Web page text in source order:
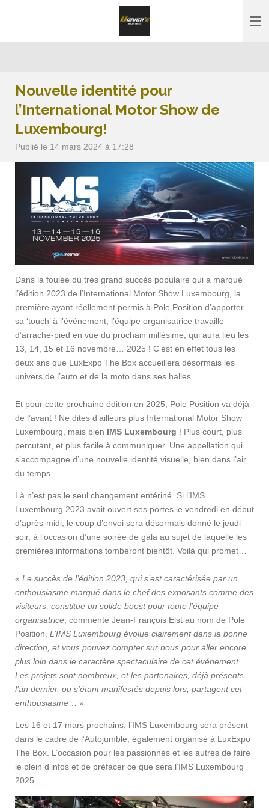
Nouvelle identité pour
l’International Motor Show de
Luxembourg!
Publié le 14 mars 2024 à 17:28
Dans la foulée du très grand succès populaire qui a marqué
l’édition 2023 de l’International Motor Show Luxembourg, la
première ayant réellement permis à Pole Position d’apporter
sa ‘touch’ à l’événement, l’équipe organisatrice travaille
d’arrache-pied en vue du prochain millésime, qui aura lieu les
13, 14, 15 et 16 novembre… 2025 ! C’est en effet tous les
deux ans que LuxExpo The Box accueillera désormais les
univers de l’auto et de la moto dans ses halles.
Et pour cette prochaine édition en 2025, Pole Position va déjà
de l’avant ! Ne dites d’ailleurs plus International Motor Show
Luxembourg, mais bien IMS Luxembourg ! Plus court, plus
percutant, et plus facile à communiquer. Une appellation qui
s’accompagne d’une nouvelle identité visuelle, bien dans l’air
du temps.
Là n’est pas le seul changement entériné. Si l’IMS
Luxembourg 2023 avait ouvert ses portes le vendredi en début
d’après-midi, le coup d’envoi sera désormais donné le jeudi
soir, à l’occasion d’une soirée de gala au sujet de laquelle les
premières informations tomberont bientôt. Voilà qui promet…
« Le succès de l’édition 2023, qui s’est caractérisée par un
enthousiasme marqué dans le chef des exposants comme des
visiteurs, constitue un solide boost pour toute l’équipe
organisatrice , commente Jean-François Elst au nom de Pole
Position. L’IMS Luxembourg évolue clairement dans la bonne
direction, et vous pouvez compter sur nous pour aller encore
plus loin dans le caractère spectaculaire de cet événement.
Les projets sont nombreux, et les partenaires, déjà présents
l’an dernier, ou s’étant manifestés depuis lors, partagent cet
enthousiasme … »
Les 16 et 17 mars prochains, l’IMS Luxembourg sera présent
dans le cadre de l’Autojumble, également organisé à LuxExpo
The Box. L’occasion pour les passionnés et les autres de faire
le plein d’infos et de préfacer ce que sera l’IMS Luxembourg
2025…